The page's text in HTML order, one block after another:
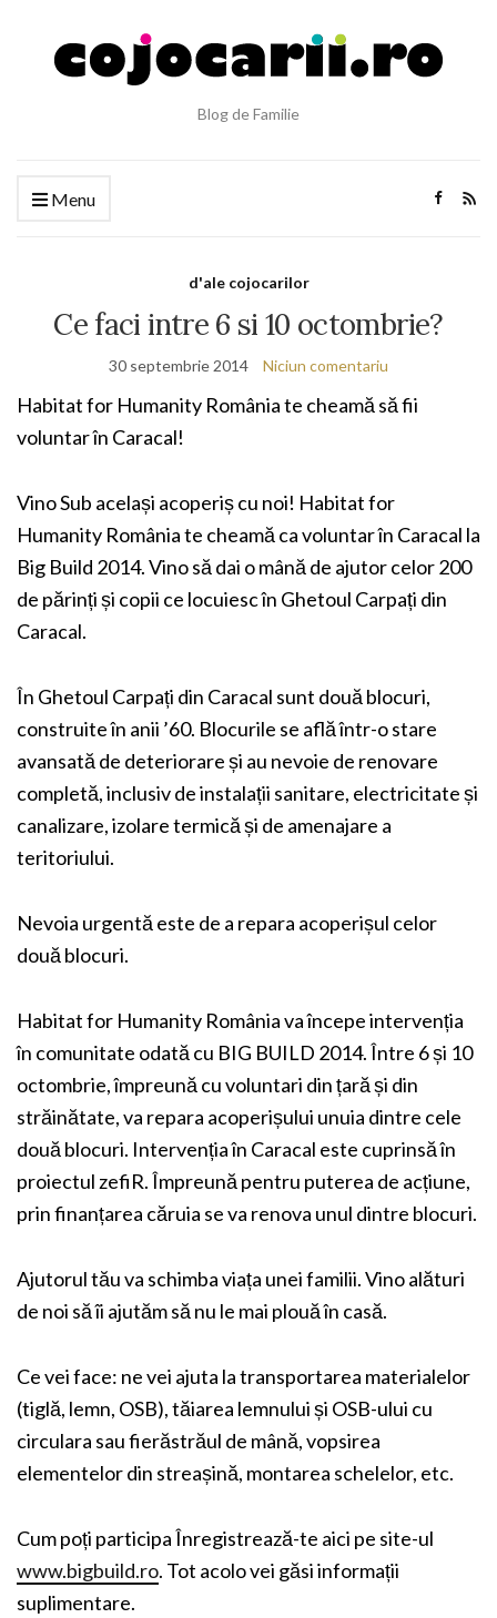
Blog de Familie
Menu
d'ale cojocarilor
Ce faci intre 6 si 10 octombrie?
30 septembrie 2014 Niciun comentariu
Habitat for Humanity România te cheamă să fii
voluntar în Caracal!
Vino Sub același acoperiș cu noi! Habitat for
Humanity România te cheamă ca voluntar în Caracal la
Big Build 2014. Vino să dai o mână de ajutor celor 200
de părinți și copii ce locuiesc în Ghetoul Carpați din
Caracal.
În Ghetoul Carpați din Caracal sunt două blocuri,
construite în anii ’60. Blocurile se află într-o stare
avansată de deteriorare și au nevoie de renovare
completă, inclusiv de instalații sanitare, electricitate și
canalizare, izolare termică și de amenajare a
teritoriului.
Nevoia urgentă este de a repara acoperișul celor
două blocuri.
Habitat for Humanity România va începe intervenția
în comunitate odată cu BIG BUILD 2014. Între 6 și 10
octombrie, împreună cu voluntari din țară și din
străinătate, va repara acoperișului unuia dintre cele
două blocuri. Intervenția în Caracal este cuprinsă în
proiectul zefiR. Împreună pentru puterea de acțiune,
prin finanțarea căruia se va renova unul dintre blocuri.
Ajutorul tău va schimba viața unei familii. Vino alături
de noi să îi ajutăm să nu le mai plouă în casă.
Ce vei face: ne vei ajuta la transportarea materialelor
(tiglă, lemn, OSB), tăiarea lemnului și OSB-ului cu
circulara sau fierăstrăul de mână, vopsirea
elementelor din streașină, montarea schelelor, etc.
Cum poți participa Înregistrează-te aici pe site-ul
www.bigbuild.ro. Tot acolo vei găsi informații
suplimentare.